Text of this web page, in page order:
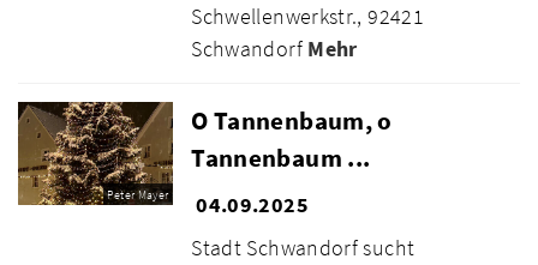
Schwellenwerkstr., 92421
Schwandorf Mehr
Peter Mayer
O Tannenbaum, o
Tannenbaum ...
04.09.2025
Stadt Schwandorf sucht